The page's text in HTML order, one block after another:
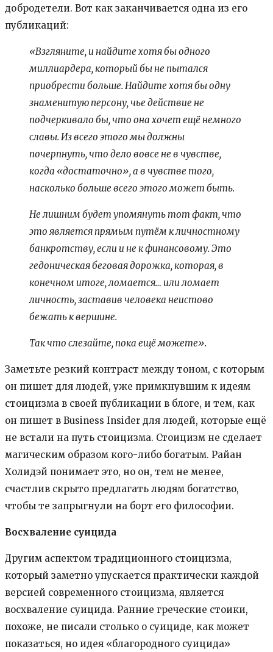
добродетели. Вот как заканчивается одна из его
публикаций:
«Взгляните, и найдите хотя бы одного
миллиардера, который бы не пытался
приобрести больше. Найдите хотя бы одну
знаменитую персону, чье действие не
подчеркивало бы, что она хочет ещё немного
славы. Из всего этого мы должны
почерпнуть, что дело вовсе не в чувстве,
когда «достаточно», а в чувстве того,
насколько больше всего этого может быть.
Не лишним будет упомянуть тот факт, что
это является прямым путём к личностному
банкротству, если и не к финансовому. Это
гедоническая беговая дорожка, которая, в
конечном итоге, ломается… или ломает
личность, заставив человека неистово
бежать к вершине.
Так что слезайте, пока ещё можете».
Заметьте резкий контраст между тоном, с которым
он пишет для людей, уже примкнувшим к идеям
стоицизма в своей публикации в блоге, и тем, как
он пишет в Business Insider для людей, которые ещё
не встали на путь стоицизма. Стоицизм не сделает
магическим образом кого-либо богатым. Райан
Холидэй понимает это, но он, тем не менее,
счастлив скрыто предлагать людям богатство,
чтобы те запрыгнули на борт его философии.
Восхваление суицида
Другим аспектом традиционного стоицизма,
который заметно упускается практически каждой
версией современного стоицизма, является
восхваление суицида. Ранние греческие стоики,
похоже, не писали столько о суициде, как может
показаться, но идея «благородного суицида»